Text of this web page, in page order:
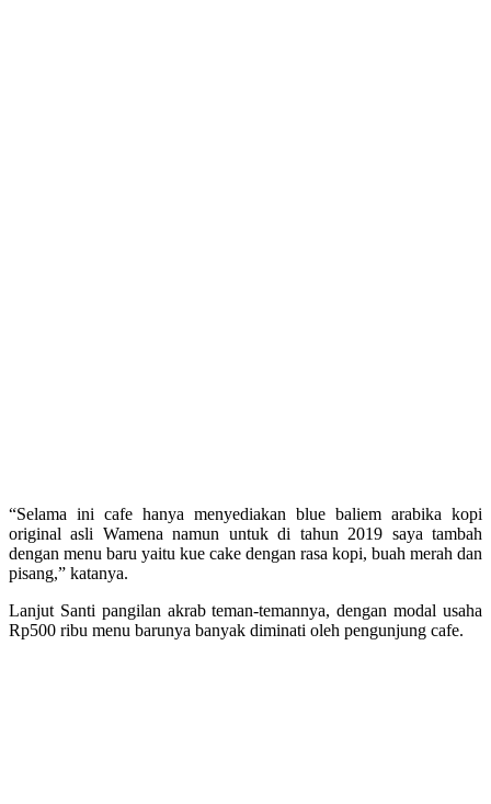
“Selama ini cafe hanya menyediakan blue baliem arabika kopi
original asli Wamena namun untuk di tahun 2019 saya tambah
dengan menu baru yaitu kue cake dengan rasa kopi, buah merah dan
pisang,” katanya.
Lanjut Santi pangilan akrab teman-temannya, dengan modal usaha
Rp500 ribu menu barunya banyak diminati oleh pengunjung cafe.